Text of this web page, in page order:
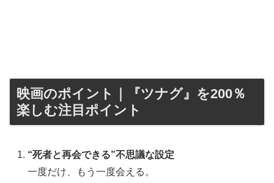
映画のポイント｜『ツナグ』を200％
楽しむ注目ポイント
“死者と再会できる”不思議な設定
一度だけ、もう一度会える。